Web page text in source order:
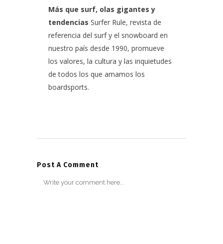
Más que surf, olas gigantes y
tendencias Surfer Rule, revista de
referencia del surf y el snowboard en
nuestro país desde 1990, promueve
los valores, la cultura y las inquietudes
de todos los que amamos los
boardsports.
Post A Comment